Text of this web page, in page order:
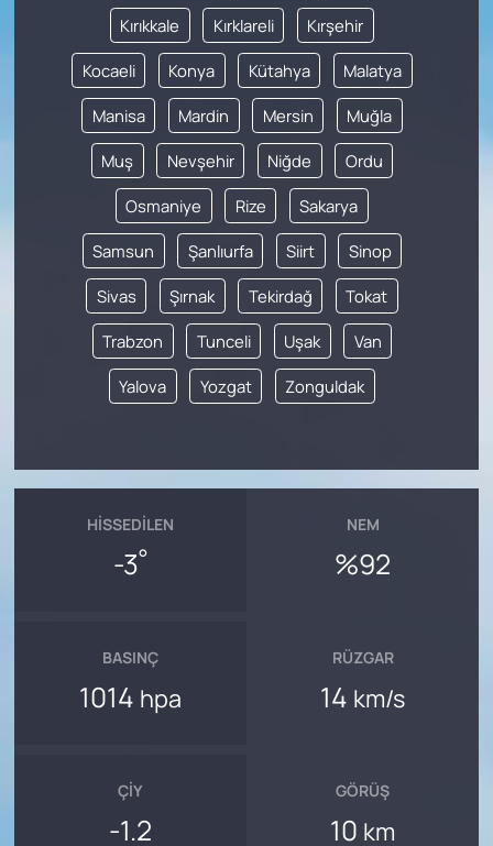
Kırıkkale Kırklareli Kırşehir
Kocaeli Konya Kütahya Malatya
Manisa Mardin Mersin Muğla
Muş Nevşehir Niğde Ordu
Osmaniye Rize Sakarya
Samsun Şanlıurfa Siirt Sinop
Sivas Şırnak Tekirdağ Tokat
Trabzon Tunceli Uşak Van
Yalova Yozgat Zonguldak
HISSEDILEN
-3°
NEM
%92
BASINÇ
1014 hpa
RÜZGAR
14 km/s
ÇIY
-1.2
GÖRÜŞ
10 km